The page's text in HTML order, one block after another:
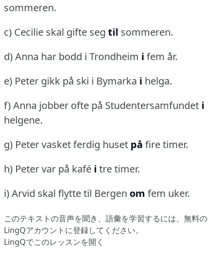
sommeren.
c) Cecilie skal gifte seg til sommeren.
d) Anna har bodd i Trondheim i fem år.
e) Peter gikk på ski i Bymarka i helga.
f) Anna jobber ofte på Studentersamfundet i
helgene.
g) Peter vasket ferdig huset på fire timer.
h) Peter var på kafé i tre timer.
i) Arvid skal flytte til Bergen om fem uker.
このテキストの音声を聞き、語彙を学習するには、 無料の
LingQアカウントに登録してください。
LingQでこのレッスンを開く